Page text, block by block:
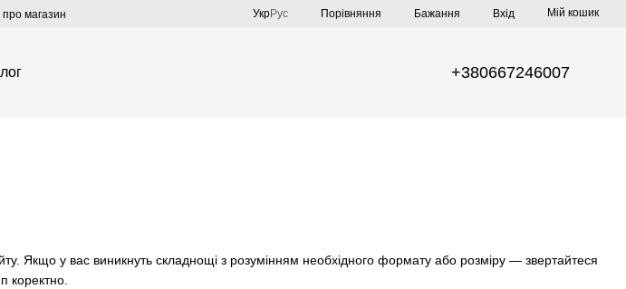
про магазин УкрРус Порівняння Бажання Вхід Мій кошик
+380667246007
Якщо у вас виникнуть складнощі з розумінням необхідного формату або розміру — звертайтеся
коректно.